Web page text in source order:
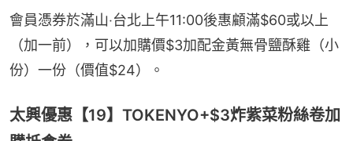
會員憑券於滿山‧台北上午11:00後惠顧滿$60或以上
（加一前），可以加購價$3加配金黃無骨鹽酥雞（小
份）一份（價值$24）。
太興優惠【19】TOKENYO+$3炸紫菜粉絲卷加